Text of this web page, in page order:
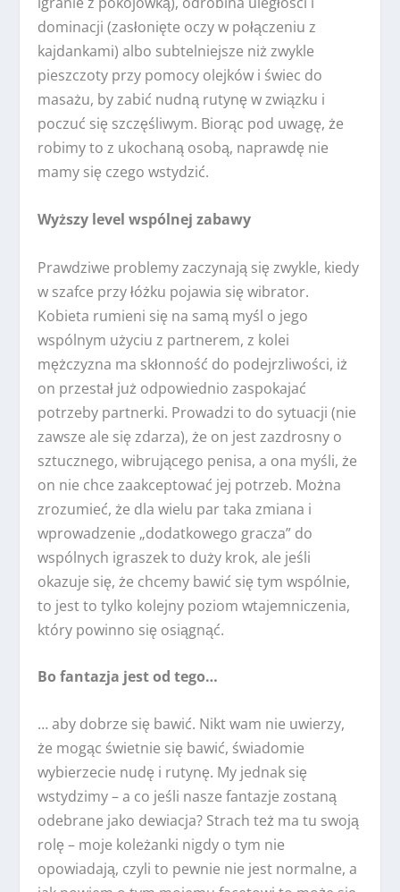
dominacji (zasłonięte oczy w połączeniu z
kajdankami) albo subtelniejsze niż zwykle
pieszczoty przy pomocy olejków i świec do
masażu, by zabić nudną rutynę w związku i
poczuć się szczęśliwym. Biorąc pod uwagę, że
robimy to z ukochaną osobą, naprawdę nie
mamy się czego wstydzić.
Wyższy level wspólnej zabawy
Prawdziwe problemy zaczynają się zwykle, kiedy
w szafce przy łóżku pojawia się wibrator.
Kobieta rumieni się na samą myśl o jego
wspólnym użyciu z partnerem, z kolei
mężczyzna ma skłonność do podejrzliwości, iż
on przestał już odpowiednio zaspokajać
potrzeby partnerki. Prowadzi to do sytuacji (nie
zawsze ale się zdarza), że on jest zazdrosny o
sztucznego, wibrującego penisa, a ona myśli, że
on nie chce zaakceptować jej potrzeb. Można
zrozumieć, że dla wielu par taka zmiana i
wprowadzenie „dodatkowego gracza” do
wspólnych igraszek to duży krok, ale jeśli
okazuje się, że chcemy bawić się tym wspólnie,
to jest to tylko kolejny poziom wtajemniczenia,
który powinno się osiągnąć.
Bo fantazja jest od tego…
… aby dobrze się bawić. Nikt wam nie uwierzy,
że mogąc świetnie się bawić, świadomie
wybierzecie nudę i rutynę. My jednak się
wstydzimy – a co jeśli nasze fantazje zostaną
odebrane jako dewiacja? Strach też ma tu swoją
rolę – moje koleżanki nigdy o tym nie
opowiadają, czyli to pewnie nie jest normalne, a